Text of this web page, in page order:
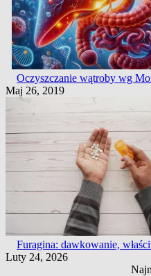
Oczyszczanie wątroby wg
Maj 26, 2019
Furagina: dawkowanie,
Luty 24, 2026